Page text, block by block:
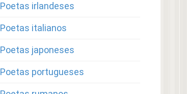
Poetas irlandeses
Poetas italianos
Poetas japoneses
Poetas portugueses